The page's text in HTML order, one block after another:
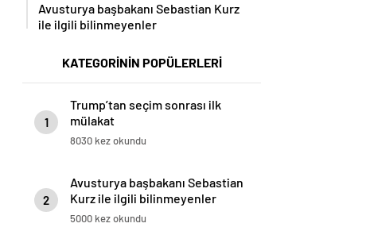
Avusturya başbakanı Sebastian Kurz
ile ilgili bilinmeyenler
KATEGORİNİN POPÜLERLERİ
1
Trump’tan seçim sonrası ilk
mülakat
8030 kez okundu
2
Avusturya başbakanı Sebastian
Kurz ile ilgili bilinmeyenler
5000 kez okundu